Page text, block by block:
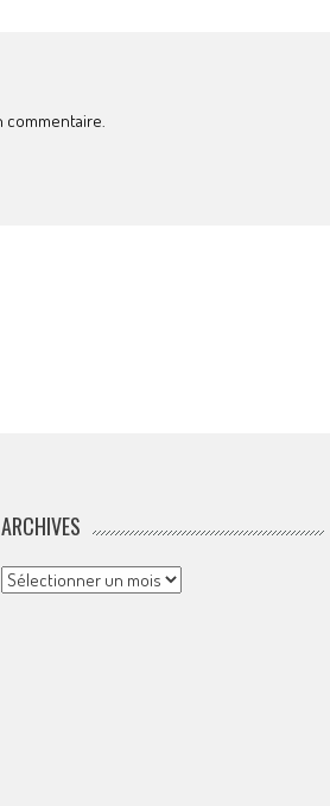
commentaire.
ARCHIVES
Archives